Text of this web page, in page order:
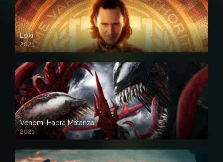
Loki
2021
Venom: Habrá Matanza
2021